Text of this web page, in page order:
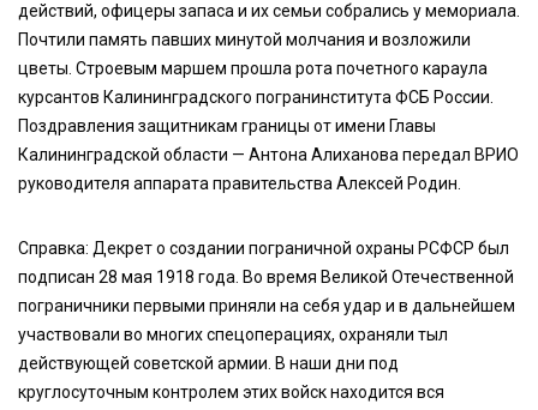
действий, офицеры запаса и их семьи собрались у мемориала.
Почтили память павших минутой молчания и возложили
цветы. Строевым маршем прошла рота почетного караула
курсантов Калининградского погранинститута ФСБ России.
Поздравления защитникам границы от имени Главы
Калининградской области — Антона Алиханова передал ВРИО
руководителя аппарата правительства Алексей Родин.
Справка: Декрет о создании пограничной охраны РСФСР был
подписан 28 мая 1918 года. Во время Великой Отечественной
пограничники первыми приняли на себя удар и в дальнейшем
участвовали во многих спецоперациях, охраняли тыл
действующей советской армии. В наши дни под
круглосуточным контролем этих войск находится вся